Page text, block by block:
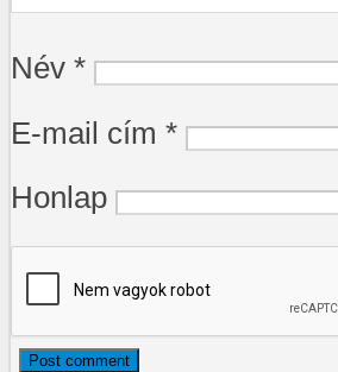
Név *
E-mail cím *
Honlap